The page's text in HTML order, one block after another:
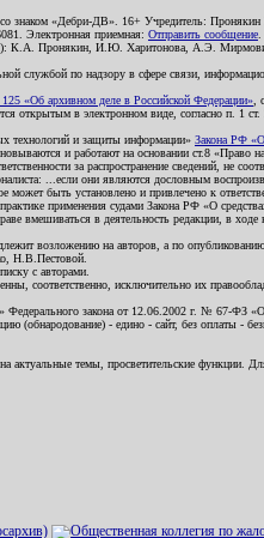
со знаком «Дебри-ДВ». 16+ Учредитель:
Электронная приемная: Отправить сообщение
К.А. Пронякин, И.Ю. Харитонова,
службой по надзору в сфере связи,
«Об архивном деле в Российской Федерации»
в электронном виде, согласно п. 1
технологий и защиты информации» Закона РФ
и работают на основании ст.8 «Право
за распространение сведений, не
...если они являются дословным
быть установлено и привлечено к
применения судами Закона РФ «О
вмешиваться в деятельность редакции, в ходе
возложению на авторов, а по
Н.В.Пестовой.
с авторами.
соответственно, исключительно их
закона от 12.06.2002 г. № 67-ФЗ
(обнародование) - едино - сайт, без оплаты -
актуальные темы, просветительские функции.